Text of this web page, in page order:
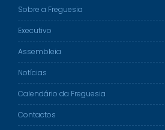
Sobre a Freguesia
Executivo
Assembleia
Notícias
Calendário da Freguesia
Contactos